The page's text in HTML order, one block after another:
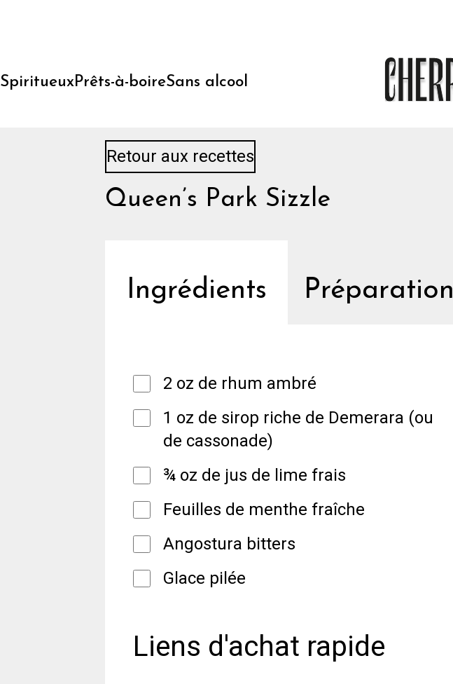
content
SpiritueuxPrêts-à-boireSans alcool
Retour aux recettes
Queen’s Park Sizzle
Ingrédients Préparation
2 oz de rhum ambré
1 oz de sirop riche de Demerara (ou
de cassonade)
¾ oz de jus de lime frais
Feuilles de menthe fraîche
Angostura bitters
Glace pilée
Liens d'achat rapide